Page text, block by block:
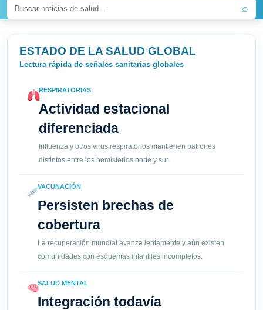
⌕
ESTADO DE LA SALUD GLOBAL
Lectura rápida de señales sanitarias globales
RESPIRATORIAS
Actividad estacional
diferenciada
Influenza y otros virus respiratorios mantienen patrones
distintos entre los hemisferios norte y sur.
VACUNACIÓN
Persisten brechas de
cobertura
La recuperación mundial avanza lentamente y aún existen
comunidades con esquemas infantiles incompletos.
SALUD MENTAL
Integración todavía